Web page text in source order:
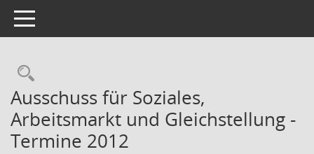
Toggle navigation
Rechercheauswahl
Ausschuss für Soziales,
Arbeitsmarkt und Gleichstellung -
Termine 2012